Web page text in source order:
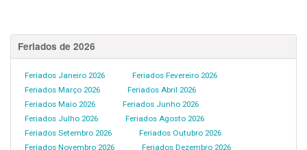
Feriados de 2026
Feriados Janeiro 2026
Feriados Fevereiro 2026
Feriados Março 2026
Feriados Abril 2026
Feriados Maio 2026
Feriados Junho 2026
Feriados Julho 2026
Feriados Agosto 2026
Feriados Setembro 2026
Feriados Outubro 2026
Feriados Novembro 2026
Feriados Dezembro 2026